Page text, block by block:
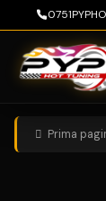
Sari
navigare
Sari
conținut
Prima